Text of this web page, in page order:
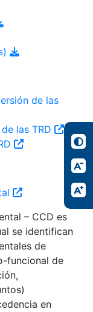
de las
las TRD
– CCD es
se identifican
de
funcional de
en